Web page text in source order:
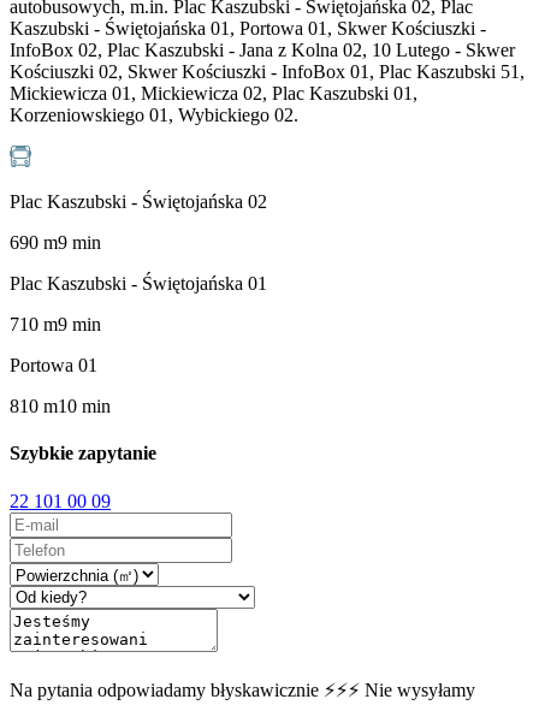
autobusowych, m.in. Plac Kaszubski - Świętojańska 02, Plac
Kaszubski - Świętojańska 01, Portowa 01, Skwer Kościuszki -
InfoBox 02, Plac Kaszubski - Jana z Kolna 02, 10 Lutego - Skwer
Kościuszki 02, Skwer Kościuszki - InfoBox 01, Plac Kaszubski 51,
Mickiewicza 01, Mickiewicza 02, Plac Kaszubski 01,
Korzeniowskiego 01, Wybickiego 02.
Plac Kaszubski - Świętojańska 02
690 m9 min
Plac Kaszubski - Świętojańska 01
710 m9 min
Portowa 01
810 m10 min
Szybkie zapytanie
22 101 00 09
Na pytania odpowiadamy błyskawicznie ⚡⚡⚡ Nie wysyłamy